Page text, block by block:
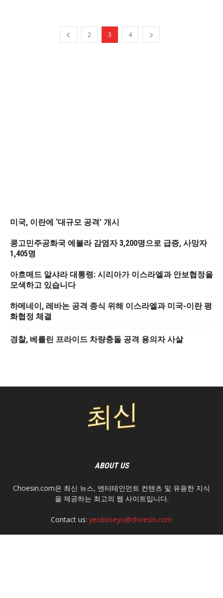
2 3 4
미국, 이란에 ‘대규모 공격’ 개시
콩고민주공화국 에볼라 감염자 3,200명으로 급증, 사망자
1,405명
아흐메드 알샤라 대통령: 시리아가 이스라엘과 안보협정을
모색하고 있습니다
하메네이, 레바논 공격 종식 위해 이스라엘과 미국-이란 평
화협정 체결
경찰, 베를린 프라이드 차량충돌 공격 용의자 사살
ABOUT US
Choesin.com은 최신 뉴스, 엔터테인먼트 컨텐츠 및 유용한 지식
을 제공하는 최고의 웹 사이트입니다.
Contact us: yeoboseyo@choesin.com